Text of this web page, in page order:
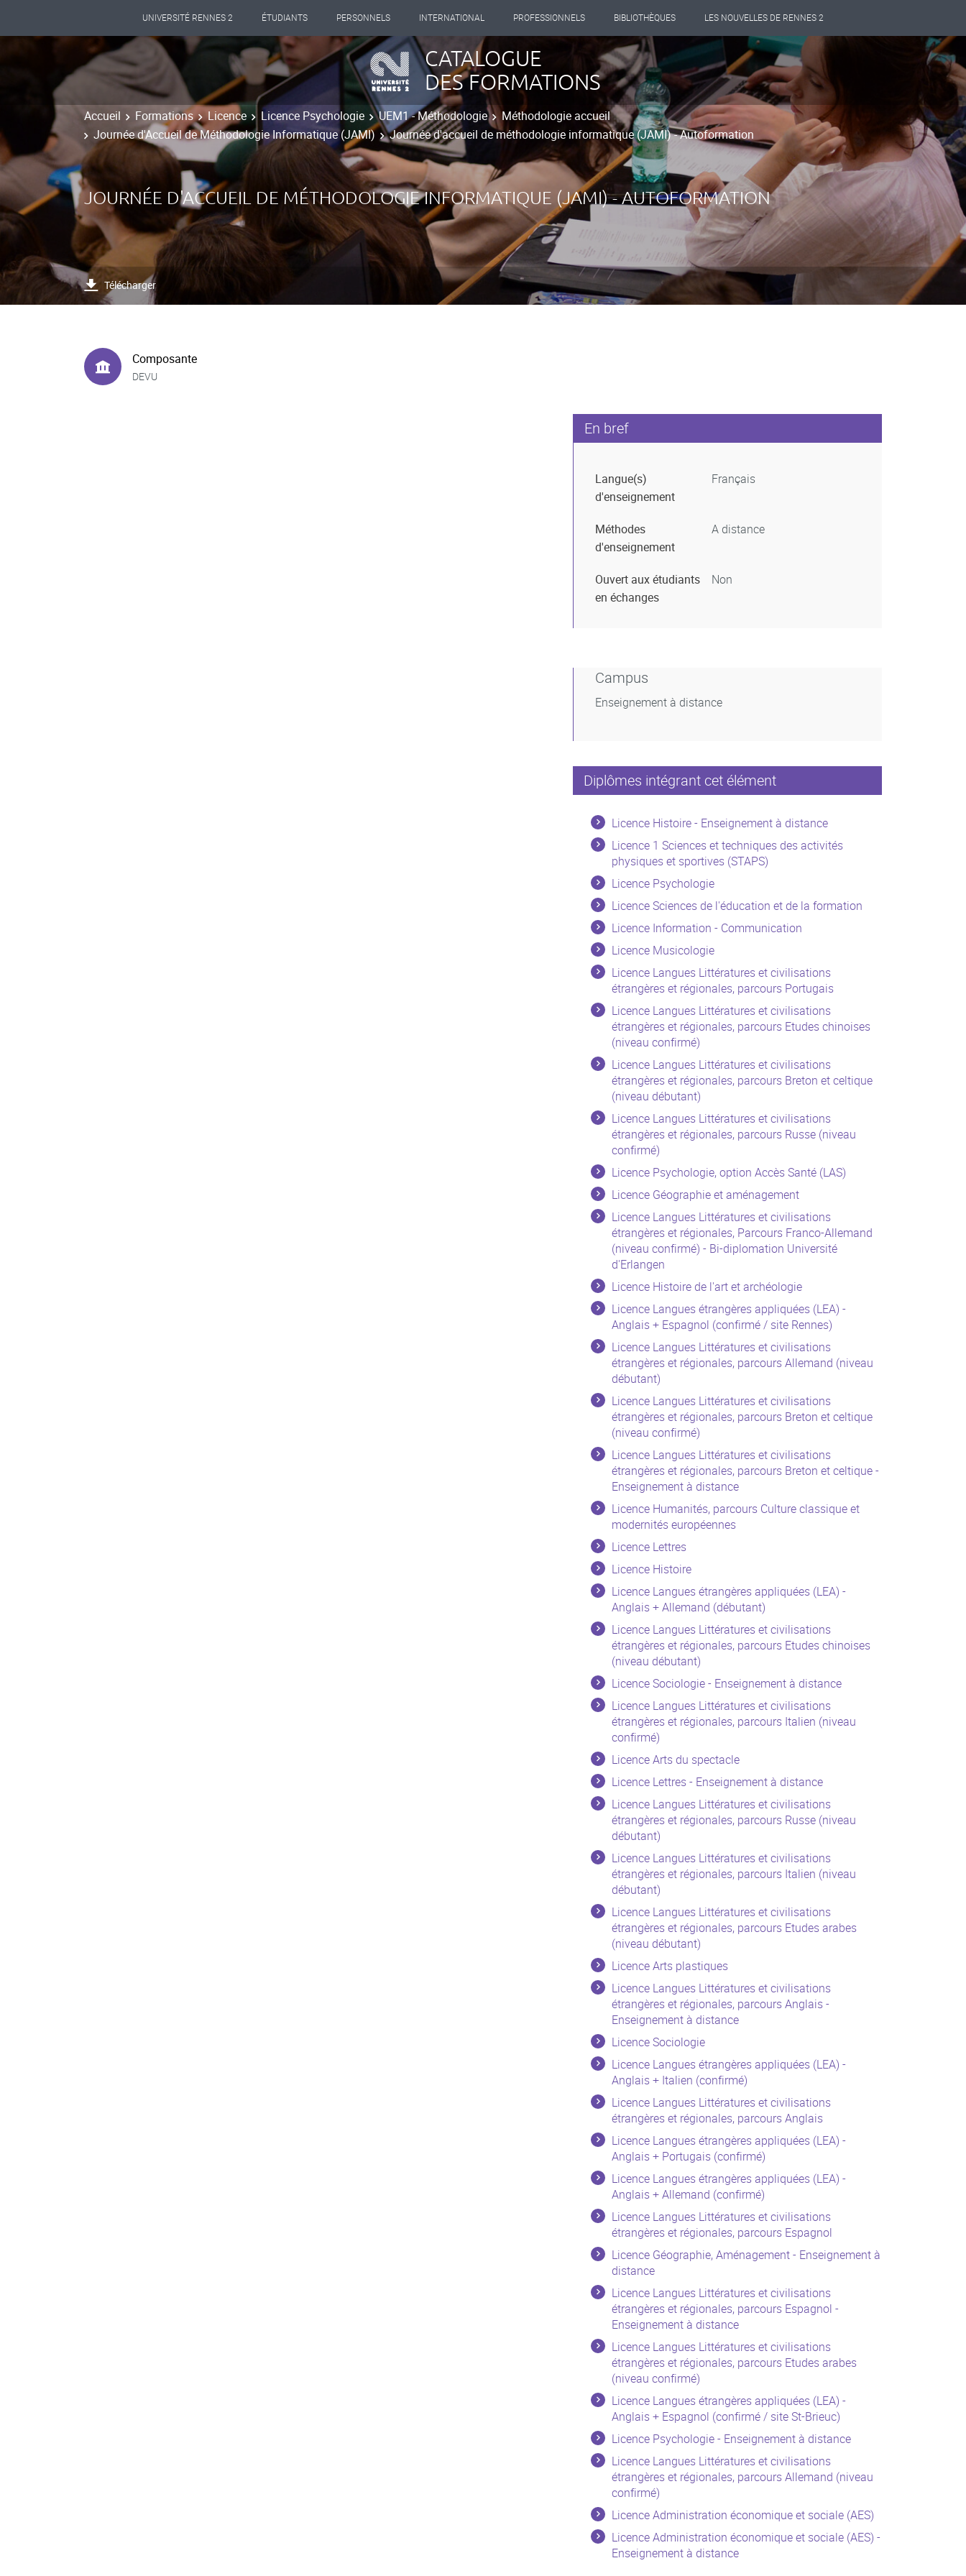
UNIVERSITÉ RENNES 2 ÉTUDIANTS PERSONNELS INTERNATIONAL PROFESSIONNELS BIBLIOTHÈQUES LES NOUVELLES DE RENNES 2
CATALOGUE
DES FORMATIONS
Accueil Formations Licence Licence Psychologie UEM1 - Méthodologie
Méthodologie accueil
Journée d'Accueil de Méthodologie Informatique (JAMI)
Journée d'accueil de méthodologie informatique (JAMI) - Autoformation
JOURNÉE D'ACCUEIL DE MÉTHODOLOGIE INFORMATIQUE (JAMI) - AUTOFORMATION
Télécharger
Composante
DEVU
En bref
Langue(s)
d'enseignement
Français
Méthodes
d'enseignement
A distance
Ouvert aux étudiants
en échanges
Non
Campus
Enseignement à distance
Diplômes intégrant cet élément
Licence Histoire - Enseignement à distance
Licence 1 Sciences et techniques des activités
physiques et sportives (STAPS)
Licence Psychologie
Licence Sciences de l'éducation et de la formation
Licence Information - Communication
Licence Musicologie
Licence Langues Littératures et civilisations
étrangères et régionales, parcours Portugais
Licence Langues Littératures et civilisations
étrangères et régionales, parcours Etudes chinoises
(niveau confirmé)
Licence Langues Littératures et civilisations
étrangères et régionales, parcours Breton et celtique
(niveau débutant)
Licence Langues Littératures et civilisations
étrangères et régionales, parcours Russe (niveau
confirmé)
Licence Psychologie, option Accès Santé (LAS)
Licence Géographie et aménagement
Licence Langues Littératures et civilisations
étrangères et régionales, Parcours Franco-Allemand
(niveau confirmé) - Bi-diplomation Université
d'Erlangen
Licence Histoire de l'art et archéologie
Licence Langues étrangères appliquées (LEA) -
Anglais + Espagnol (confirmé / site Rennes)
Licence Langues Littératures et civilisations
étrangères et régionales, parcours Allemand (niveau
débutant)
Licence Langues Littératures et civilisations
étrangères et régionales, parcours Breton et celtique
(niveau confirmé)
Licence Langues Littératures et civilisations
étrangères et régionales, parcours Breton et celtique -
Enseignement à distance
Licence Humanités, parcours Culture classique et
modernités européennes
Licence Lettres
Licence Histoire
Licence Langues étrangères appliquées (LEA) -
Anglais + Allemand (débutant)
Licence Langues Littératures et civilisations
étrangères et régionales, parcours Etudes chinoises
(niveau débutant)
Licence Sociologie - Enseignement à distance
Licence Langues Littératures et civilisations
étrangères et régionales, parcours Italien (niveau
confirmé)
Licence Arts du spectacle
Licence Lettres - Enseignement à distance
Licence Langues Littératures et civilisations
étrangères et régionales, parcours Russe (niveau
débutant)
Licence Langues Littératures et civilisations
étrangères et régionales, parcours Italien (niveau
débutant)
Licence Langues Littératures et civilisations
étrangères et régionales, parcours Etudes arabes
(niveau débutant)
Licence Arts plastiques
Licence Langues Littératures et civilisations
étrangères et régionales, parcours Anglais -
Enseignement à distance
Licence Sociologie
Licence Langues étrangères appliquées (LEA) -
Anglais + Italien (confirmé)
Licence Langues Littératures et civilisations
étrangères et régionales, parcours Anglais
Licence Langues étrangères appliquées (LEA) -
Anglais + Portugais (confirmé)
Licence Langues étrangères appliquées (LEA) -
Anglais + Allemand (confirmé)
Licence Langues Littératures et civilisations
étrangères et régionales, parcours Espagnol
Licence Géographie, Aménagement - Enseignement à
distance
Licence Langues Littératures et civilisations
étrangères et régionales, parcours Espagnol -
Enseignement à distance
Licence Langues Littératures et civilisations
étrangères et régionales, parcours Etudes arabes
(niveau confirmé)
Licence Langues étrangères appliquées (LEA) -
Anglais + Espagnol (confirmé / site St-Brieuc)
Licence Psychologie - Enseignement à distance
Licence Langues Littératures et civilisations
étrangères et régionales, parcours Allemand (niveau
confirmé)
Licence Administration économique et sociale (AES)
Licence Administration économique et sociale (AES) -
Enseignement à distance